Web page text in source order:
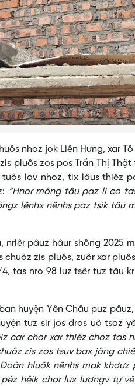
jok Liên Hưng, xar Tô
pluôs zos pos Trần Thị
lav nhoz, tix lâus thiêz
“Hnor mông tâu paz li co
lênhx nênhs paz tsik tâu
pâuz hâur shông 2025
zis pluôs, zuôr xar
tas nro 98 luz tsêr tưz tâu
Yên Châu puz pâuz,
tưz sir jos đros uô tsaz
car chor xar thiêz choz tas
zis zos tsuv bax jông
hluôk nênhs mak
hêik chor lưx lươngv tự